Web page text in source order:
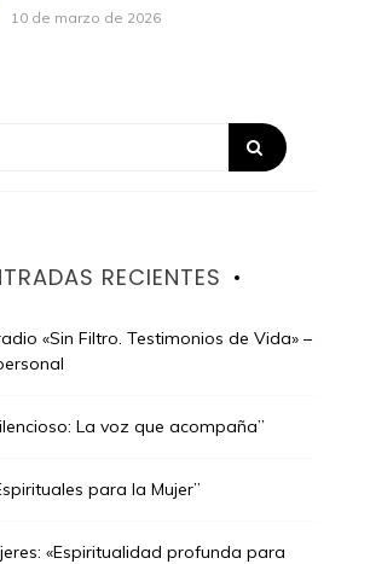
10 de marzo de 2026
RECIENTES
«Sin Filtro. Testimonios de Vida» –
La voz que acompaña”
para la Mujer”
«Espiritualidad profunda para